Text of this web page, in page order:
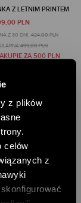
z plików
celów
z
Z LETNIM PRINTEM
PLN
Z 30 DNI: 424,00 PLN
499,00 PLN
ZA 500 PLN